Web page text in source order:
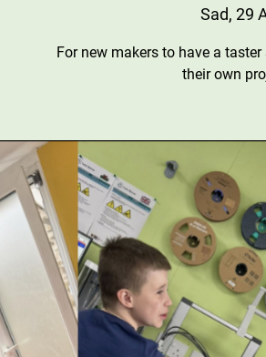
Sad, 29
For new makers to have a
their own